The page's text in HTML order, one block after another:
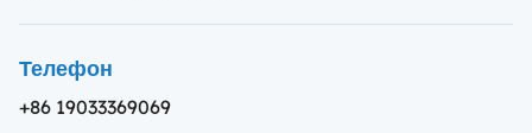
Телефон
+86 19033369069